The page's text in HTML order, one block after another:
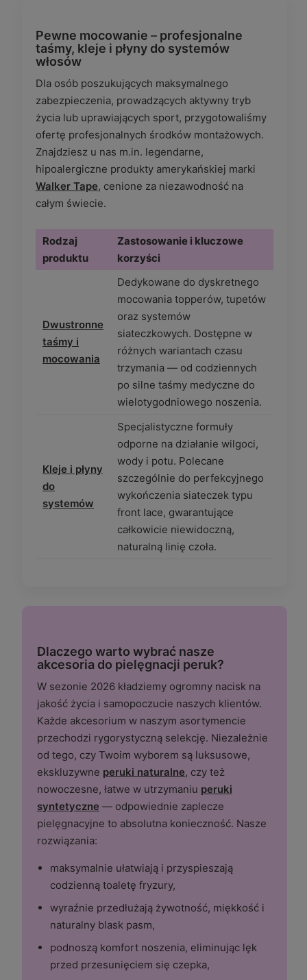
Pewne mocowanie – profesjonalne
taśmy, kleje i płyny do systemów
włosów
Dla osób poszukujących maksymalnego
zabezpieczenia, prowadzących aktywny tryb
życia lub uprawiających sport, przygotowaliśmy
ofertę profesjonalnych środków montażowych.
Znajdziesz u nas m.in. legendarne,
hipoalergiczne produkty amerykańskiej marki
Walker Tape, cenione za niezawodność na
całym świecie.
Rodzaj
produktu
Zastosowanie i kluczowe
korzyści
Dwustronne
taśmy i
mocowania
Dedykowane do dyskretnego
mocowania topperów, tupetów
oraz systemów
siateczkowych. Dostępne w
różnych wariantach czasu
trzymania — od codziennych
po silne taśmy medyczne do
wielotygodniowego noszenia.
Kleje i płyny
do
systemów
Specjalistyczne formuły
odporne na działanie wilgoci,
wody i potu. Polecane
szczególnie do perfekcyjnego
wykończenia siateczek typu
front lace, gwarantujące
całkowicie niewidoczną,
naturalną linię czoła.
Dlaczego warto wybrać nasze
akcesoria do pielęgnacji peruk?
W sezonie 2026 kładziemy ogromny nacisk na
jakość życia i samopoczucie naszych klientów.
Każde akcesorium w naszym asortymencie
przechodzi rygorystyczną selekcję. Niezależnie
od tego, czy Twoim wyborem są luksusowe,
ekskluzywne peruki naturalne, czy też
nowoczesne, łatwe w utrzymaniu peruki
syntetyczne — odpowiednie zaplecze
pielęgnacyjne to absolutna konieczność. Nasze
rozwiązania:
maksymalnie ułatwiają i przyspieszają
codzienną toaletę fryzury,
wyraźnie przedłużają żywotność, miękkość i
naturalny blask pasm,
podnoszą komfort noszenia, eliminując lęk
przed przesunięciem się czepka,